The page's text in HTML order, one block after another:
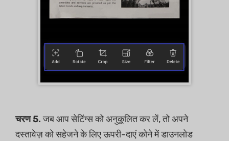
चरण 5.जब आप सेटिंग्स को अनुकूलित कर लें, तो अपने
दस्तावेज़ को सहेजने के लिए ऊपरी-दाएं कोने में डाउनलोड